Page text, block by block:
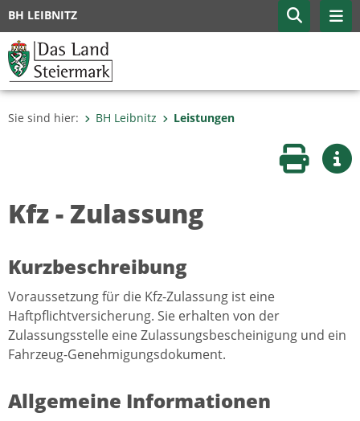
BH LEIBNITZ
Sie sind hier: BH Leibnitz Leistungen
Seite
Kfz - Zulassung
Kurzbeschreibung
Voraussetzung für die Kfz-Zulassung ist eine
Haftpflichtversicherung. Sie erhalten von der
Zulassungsstelle eine Zulassungsbescheinigung und ein
Fahrzeug-Genehmigungsdokument.
Allgemeine Informationen